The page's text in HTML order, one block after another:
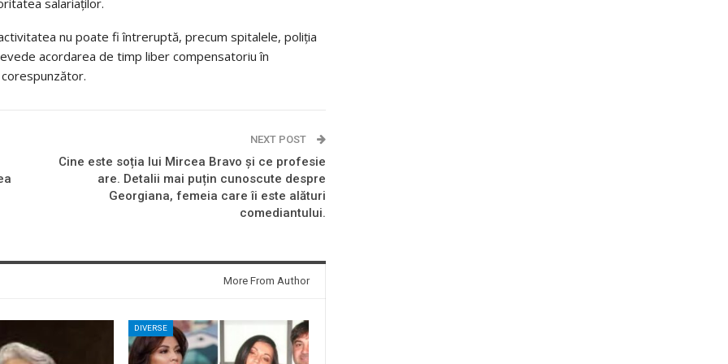
nu poate fi întreruptă, precum spitalele, poliția
acordarea de timp liber compensatoriu în
NEXT POST
Cine este soția lui Mircea Bravo și ce profesie
are. Detalii mai puțin cunoscute despre
Georgiana, femeia care îi este alături
comediantului.
More From Author
DIVERSE